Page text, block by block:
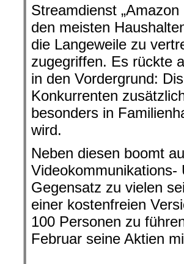
Streamdienst
den meisten
die Langeweile zu
zugegriffen. Es rückte
in den Vordergrund:
Konkurrenten
besonders in
wird.
Neben diesen boomt
Videokommunikations-
Gegensatz zu vielen
einer kostenfreien
100 Personen zu
Februar seine Aktien